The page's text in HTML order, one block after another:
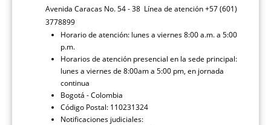
Avenida Caracas No. 54 - 38 Línea de atención +57 (601)
3778899
Horario de atención: lunes a viernes 8:00 a.m. a 5:00
p.m.
Horarios de atención presencial en la sede principal:
lunes a viernes de 8:00am a 5:00 pm, en jornada
continua
Bogotá - Colombia
Código Postal: 110231324
Notificaciones judiciales: